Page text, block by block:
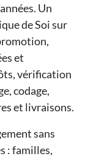
Un
de Soi sur
et
vérification
codage,
et livraisons.
sans
: familles,